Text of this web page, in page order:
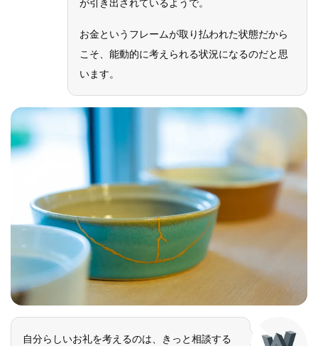
お金というフレームが取り払われた状態だから
こそ、能動的に考えられる状況になるのだと思
います。
自分らしいお礼を考えるのは、きっと相談する